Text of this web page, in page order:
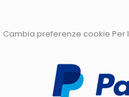
Cambia preferenze cookie Per